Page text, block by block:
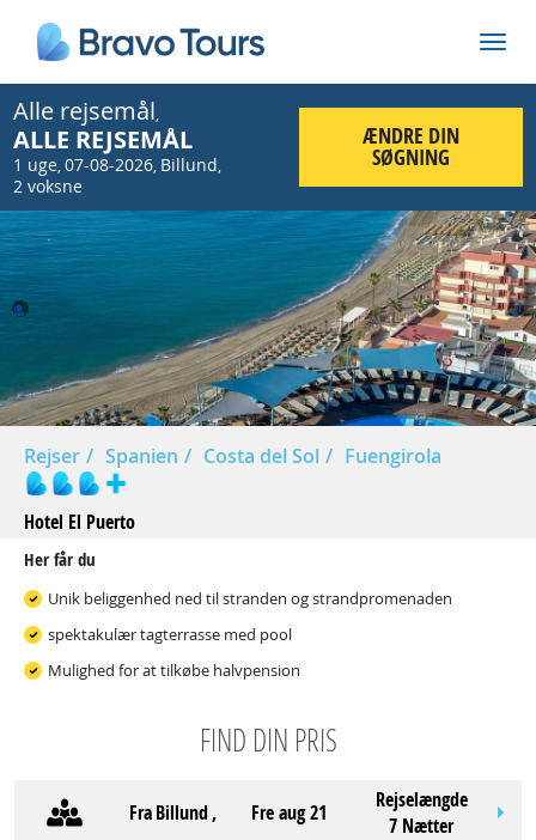
Alle rejsemål,
ALLE REJSEMÅL
1 uge,07-08-2026, Billund,
2 voksne
ÆNDRE DIN
SØGNING
Prev
Rejser Spanien Costa del Sol Fuengirola
Hotel El Puerto
Her får du
Unik beliggenhed ned til stranden og strandpromenaden
spektakulær tagterrasse med pool
Mulighed for at tilkøbe halvpension
FIND DIN PRIS
FraBillund, fre aug 21
Rejselængde
7 Nætter